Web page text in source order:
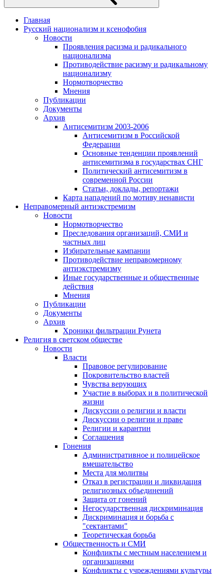
Главная
Русский национализм и ксенофобия
Новости
Проявления расизма и радикального
национализма
Противодействие расизму и радикальному
национализму
Нормотворчество
Мнения
Публикации
Документы
Архив
Антисемитизм 2003-2006
Антисемитизм в Российской
Федерации
Основные тенденции проявлений
антисемитизма в государствах СНГ
Политический антисемитизм в
современной России
Статьи, доклады, репортажи
Карта нападений по мотиву ненависти
Неправомерный антиэкстремизм
Новости
Нормотворчество
Преследования организаций, СМИ и
частных лиц
Избирательные кампании
Противодействие неправомерному
антиэкстремизму
Иные государственные и общественные
действия
Мнения
Публикации
Документы
Архив
Хроники фильтрации Рунета
Религия в светском обществе
Новости
Власти
Правовое регулирование
Покровительство властей
Чувства верующих
Участие в выборах и в политической
жизни
Дискуссии о религии и власти
Дискуссии о религии и праве
Религии и карантин
Соглашения
Гонения
Административное и полицейское
вмешательство
Места для молитвы
Отказ в регистрации и ликвидация
религиозных объединений
Защита от гонений
Негосударственная дискриминация
Дискриминация и борьба с
"сектантами"
Теоретическая борьба
Общественность и СМИ
Конфликты с местным населением и
организациями
Конфликты с учреждениями культуры